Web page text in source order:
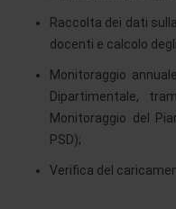
Raccolta dei dati
docenti e calcolo
Monitoraggio
Dipartimentale,
Monitoraggio del
PSD);
Verifica del